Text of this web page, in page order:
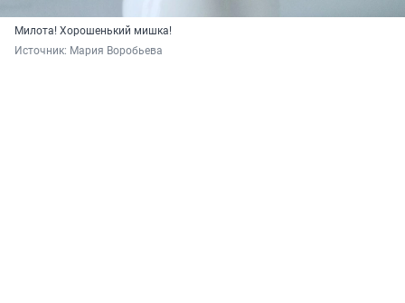
Милота! Хорошенький мишка!
Источник: Мария Воробьева